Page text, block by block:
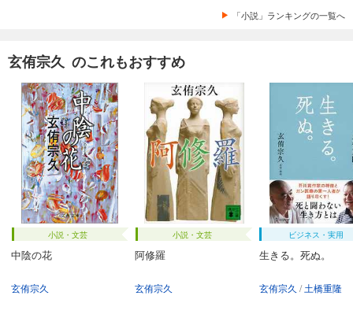
「小説」ランキングの一覧へ
玄侑宗久 のこれもおすすめ
小説・文芸
中陰の花
玄侑宗久
小説・文芸
阿修羅
玄侑宗久
ビジネス・実用
生きる。死ぬ。
玄侑宗久 土橋重隆